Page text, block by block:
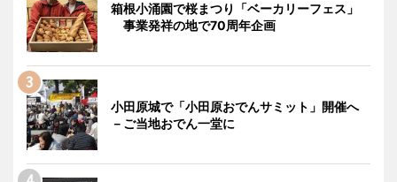
箱根小涌園で桜まつり「ベーカリーフェス」
事業発祥の地で70周年企画
小田原城で「小田原おでんサミット」開催へ
－ご当地おでん一堂に